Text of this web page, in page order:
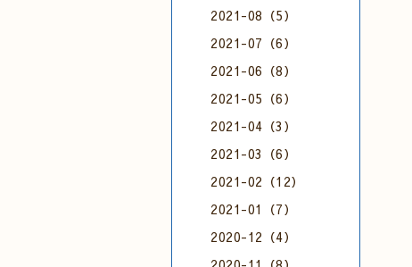
2021-08（5）
2021-07（6）
2021-06（8）
2021-05（6）
2021-04（3）
2021-03（6）
2021-02（12）
2021-01（7）
2020-12（4）